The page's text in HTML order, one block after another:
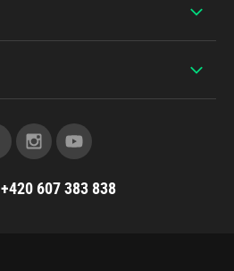
+420 607 383 838